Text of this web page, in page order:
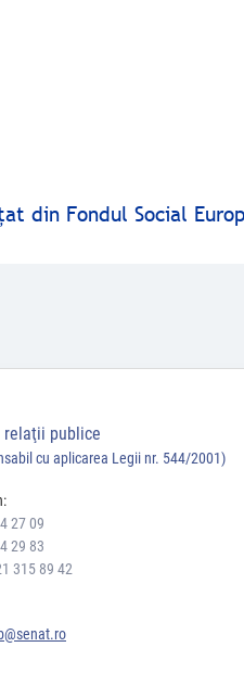
din Fondul Social
relaţii publice
cu aplicarea Legii nr. 544/2001)
27 09
29 83
315 89 42